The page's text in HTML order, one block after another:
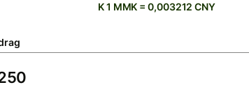
K 1 MMK = 0,003212 CNY